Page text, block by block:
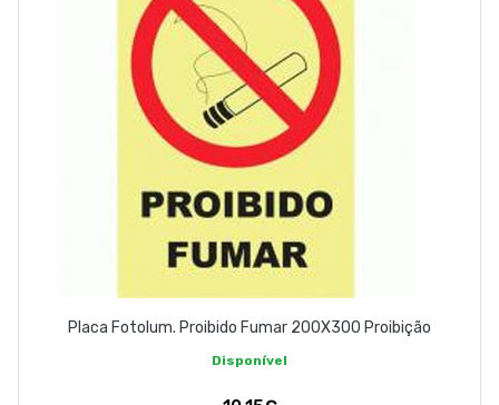
Placa Fotolum. Proibido Fumar 200X300 Proibição
Disponível